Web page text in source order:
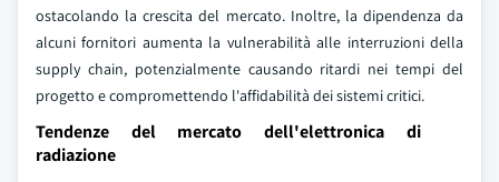
ostacolando la crescita del mercato. Inoltre, la dipendenza da
alcuni fornitori aumenta la vulnerabilità alle interruzioni della
supply chain, potenzialmente causando ritardi nei tempi del
progetto e compromettendo l'affidabilità dei sistemi critici.
Tendenze del mercato dell'elettronica di
radiazione